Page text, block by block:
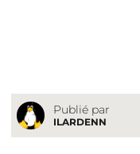
Publié par
ILARDENN